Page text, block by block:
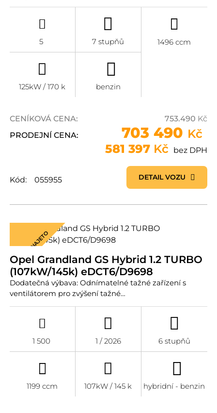
5 7 stupňů 1496 ccm
125kW / 170 k benzin
CENÍKOVÁ CENA: 753.490 Kč
PRODEJNÍ CENA:
703 490 Kč
581 397 Kč bez DPH
Kód: 055955 DETAIL VOZU
MÁLO NAJETO
Opel Grandland GS Hybrid 1.2 TURBO
(107kW/145k) eDCT6/D9698
Dodatečná výbava: Odnímatelné tažné zařízení s
ventilátorem pro zvýšení tažné…
1 500 1 / 2026 6 stupňů
1199 ccm 107kW / 145 k hybridní - benzin